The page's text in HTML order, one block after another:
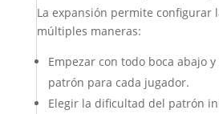
La expansión permite configurar
múltiples maneras:
Empezar con todo boca abajo
patrón para cada jugador.
Elegir la dificultad del patrón